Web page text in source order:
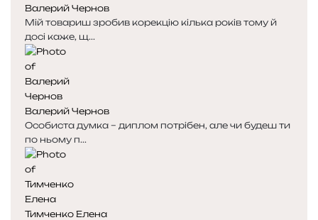
с
т
о
р
і
н
к
а
с
т
о
р
і
н
к
а
Валерий Чернов
Мій товариш зробив корекцію кілька років тому й
досі каже, щ...
Валерий Чернов
Особиста думка – диплом потрібен, але чи будеш ти
по ньому п...
Тимченко Елена